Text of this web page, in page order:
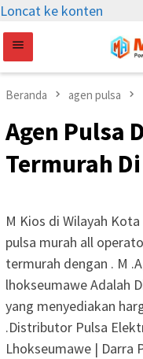
Loncat ke konten
Beranda agen pulsa
Agen Pulsa
Termurah
M Kios di Wilayah
pulsa murah all
termurah dengan . M
lhokseumawe Adalah
yang menyediakan
.Distributor Pulsa
Lhokseumawe | Darra